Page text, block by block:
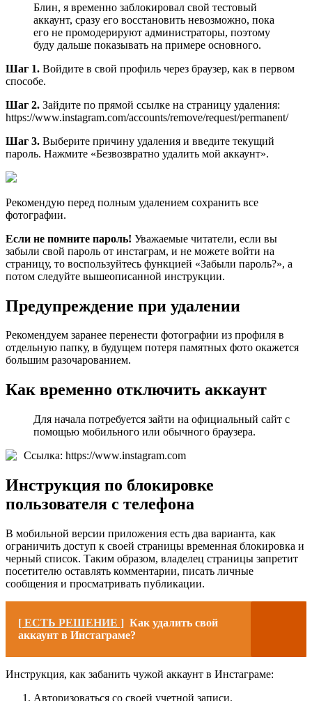
Блин, я временно заблокировал свой тестовый
аккаунт, сразу его восстановить невозможно, пока
его не промодерируют администраторы, поэтому
буду дальше показывать на примере основного.
Шаг 1. Войдите в свой профиль через браузер, как в первом
способе.
Шаг 2. Зайдите по прямой ссылке на страницу удаления:
https://www.instagram.com/accounts/remove/request/permanent/
Шаг 3. Выберите причину удаления и введите текущий
пароль. Нажмите «Безвозвратно удалить мой аккаунт».
Рекомендую перед полным удалением сохранить все
фотографии.
Если не помните пароль! Уважаемые читатели, если вы
забыли свой пароль от инстаграм, и не можете войти на
страницу, то воспользуйтесь функцией «Забыли пароль?», а
потом следуйте вышеописанной инструкции.
Предупреждение при удалении
Рекомендуем заранее перенести фотографии из профиля в
отдельную папку, в будущем потеря памятных фото окажется
большим разочарованием.
Как временно отключить аккаунт
Для начала потребуется зайти на официальный сайт с
помощью мобильного или обычного браузера.
Ссылка: https://www.instagram.com
Инструкция по блокировке
пользователя с телефона
В мобильной версии приложения есть два варианта, как
ограничить доступ к своей страницы временная блокировка и
черный список. Таким образом, владелец страницы запретит
посетителю оставлять комментарии, писать личные
сообщения и просматривать публикации.
[ ЕСТЬ РЕШЕНИЕ ] Как удалить свой
аккаунт в Инстаграме?
Инструкция, как забанить чужой аккаунт в Инстаграме:
Авторизоваться со своей учетной записи.